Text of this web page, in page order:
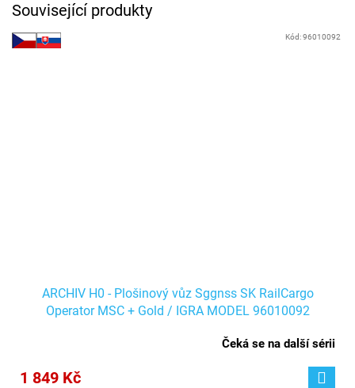
Související produkty
ARCHIV H0 - Plošinový vůz Sggnss SK RailCargo
Operator MSC + Gold / IGRA MODEL 96010092
Čeká se na další sérii
1 849 Kč
Kód:96010092